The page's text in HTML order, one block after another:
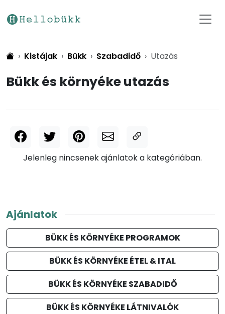
Kistájak Bükk Szabadidő Utazás
Bükk és környéke utazás
Jelenleg nincsenek ajánlatok a kategóriában.
Ajánlatok
BÜKK ÉS KÖRNYÉKE PROGRAMOK
BÜKK ÉS KÖRNYÉKE ÉTEL & ITAL
BÜKK ÉS KÖRNYÉKE SZABADIDŐ
BÜKK ÉS KÖRNYÉKE LÁTNIVALÓK